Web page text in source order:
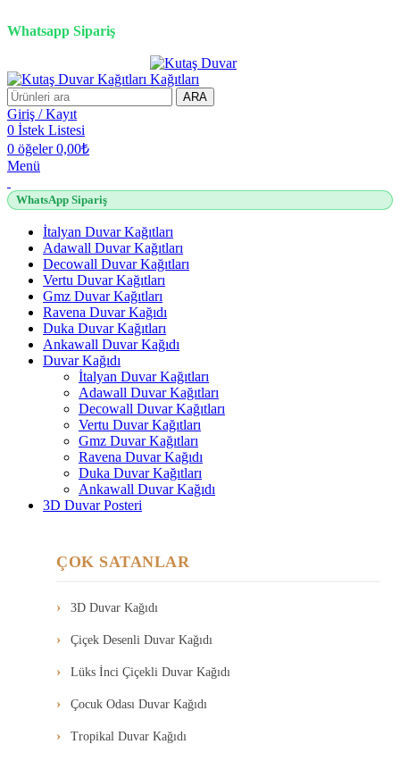
Whatsapp Sipariş
ARA
Giriş / Kayıt
0 İstek Listesi
0 öğeler 0,00₺
Menü
WhatsApp Sipariş
İtalyan Duvar Kağıtları
Adawall Duvar Kağıtları
Decowall Duvar Kağıtları
Vertu Duvar Kağıtları
Gmz Duvar Kağıtları
Ravena Duvar Kağıdı
Duka Duvar Kağıtları
Ankawall Duvar Kağıdı
Duvar Kağıdı
İtalyan Duvar Kağıtları
Adawall Duvar Kağıtları
Decowall Duvar Kağıtları
Vertu Duvar Kağıtları
Gmz Duvar Kağıtları
Ravena Duvar Kağıdı
Duka Duvar Kağıtları
Ankawall Duvar Kağıdı
3D Duvar Posteri
ÇOK SATANLAR
3D Duvar Kağıdı
Çiçek Desenli Duvar Kağıdı
Lüks İnci Çiçekli Duvar Kağıdı
Çocuk Odası Duvar Kağıdı
Tropikal Duvar Kağıdı